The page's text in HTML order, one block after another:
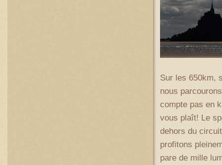
Sur les 650km,
nous
compte pas en
vous plaît! Le
dehors du
profitons
pare de mille